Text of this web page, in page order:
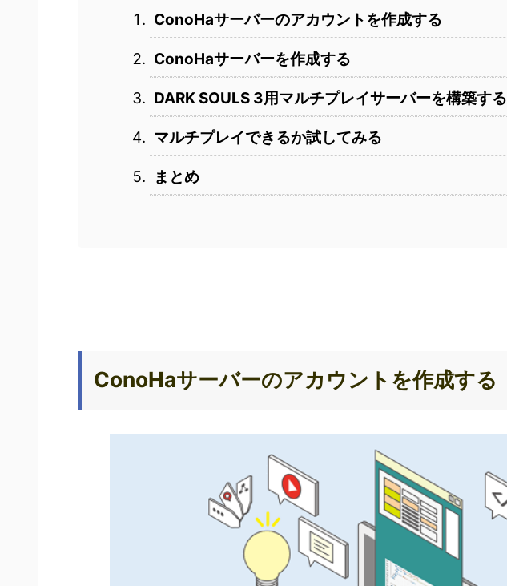
ConoHaサーバーのアカウントを作成する
ConoHaサーバーを作成する
DARK SOULS 3用マルチプレイサーバーを構築する
マルチプレイできるか試してみる
まとめ
ConoHaサーバーのアカウントを作成する